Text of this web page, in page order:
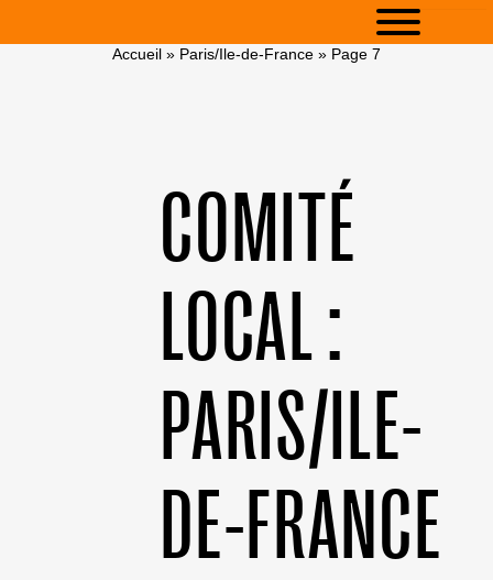
Accueil » Paris/Ile-de-France » Page 7
COMITÉ
LOCAL :
PARIS/ILE-
DE-FRANCE